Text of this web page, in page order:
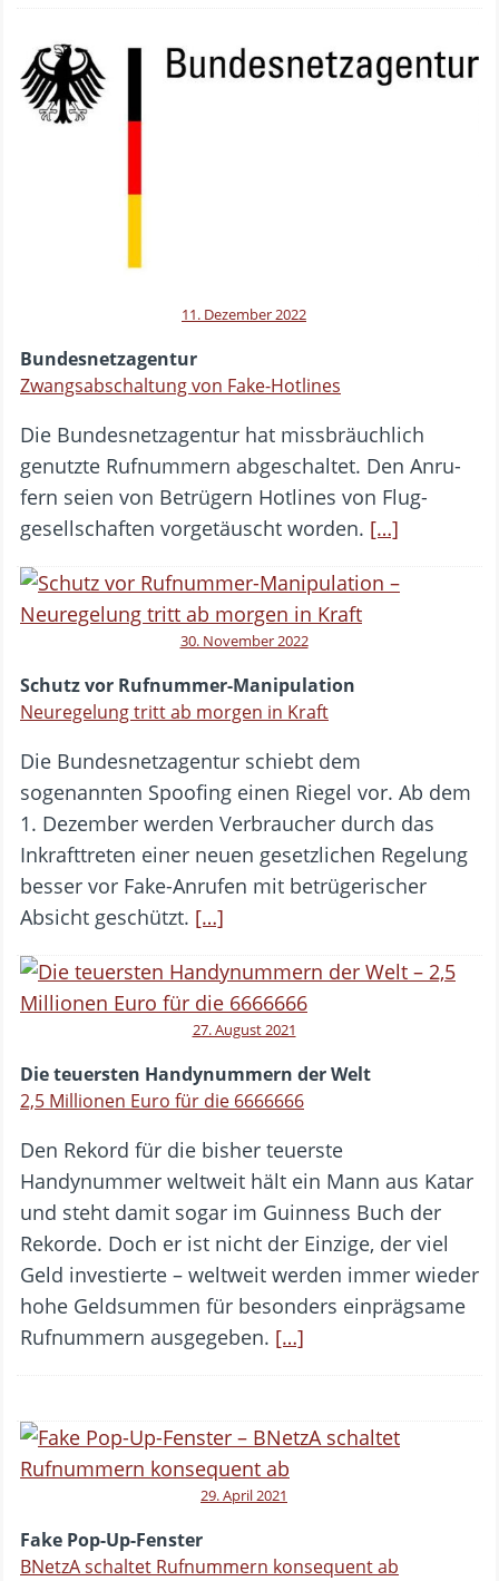
11. Dezember 2022
Bundesnetzagentur
Zwangsabschaltung von Fake-Hotlines
Die Bundes­netz­agentur hat miss­bräuch­lich
genutzte Rufnum­mern abgeschaltet. Den Anru­
fern seien von Betrügern Hotlines von Flug­
gesell­schaften vorge­täuscht worden. […]
30. November 2022
Schutz vor Rufnummer-Manipulation
Neuregelung tritt ab morgen in Kraft
Die Bundesnetzagentur schiebt dem
sogenannten Spoofing einen Riegel vor. Ab dem
1. Dezember werden Verbraucher durch das
Inkrafttreten einer neuen gesetzlichen Regelung
besser vor Fake-Anrufen mit betrügerischer
Absicht geschützt. […]
27. August 2021
Die teuersten Handynummern der Welt
2,5 Millionen Euro für die 6666666
Den Rekord für die bisher teuerste
Handynummer weltweit hält ein Mann aus Katar
und steht damit sogar im Guinness Buch der
Rekorde. Doch er ist nicht der Einzige, der viel
Geld investierte – weltweit werden immer wieder
hohe Geldsummen für besonders einprägsame
Rufnummern ausgegeben. […]
29. April 2021
Fake Pop-Up-Fenster
BNetzA schaltet Rufnummern konsequent ab